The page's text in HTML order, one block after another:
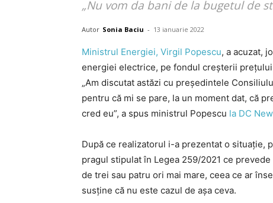
„Nu vom da bani de la bugetul de
Autor Sonia Baciu - 13 ianuarie 2022
Ministrul Energiei, Virgil Popescu, a acuzat,
energiei electrice, pe fondul creșterii
„Am discutat astăzi cu președintele
pentru că mi se pare, la un moment dat, că
cred eu”, a spus ministrul Popescu la DC
După ce realizatorul i-a prezentat o situație,
pragul stipulat în Legea 259/2021 ce
de trei sau patru ori mai mare, ceea ce ar
susține că nu este cazul de așa ceva.